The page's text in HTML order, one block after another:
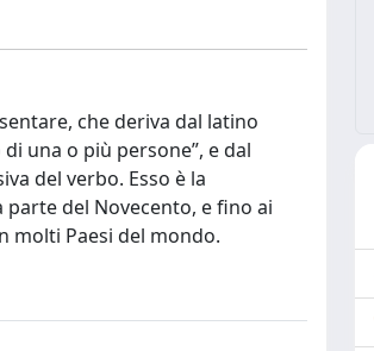
che deriva dal latino
una o più persone”, e dal
del verbo. Esso è la
parte del Novecento, e fino ai
molti Paesi del mondo.